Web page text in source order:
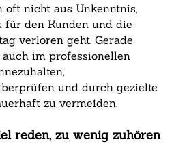
oft nicht aus Unkenntnis,
den Kunden und die
verloren geht. Gerade
im professionellen
und durch gezielte
zu vermeiden.
reden, zu wenig zuhören